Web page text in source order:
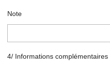
Note
4/ Informations complémentaires